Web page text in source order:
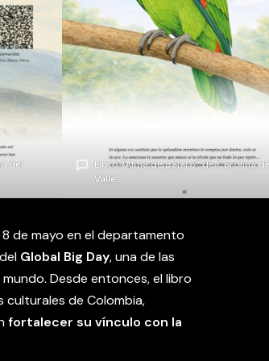
del
Libro “Alma de pájaro” de Carolina
Valle.
de mayo en el departamento
Global Big Day, una de las
Desde entonces, el libro
de Colombia,
fortalecer su vínculo con la